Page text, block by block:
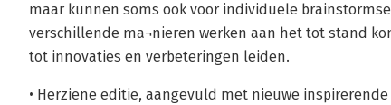
maar kunnen soms ook voor individuele
verschillende ma¬nieren werken aan het tot stand
tot innovaties en verbeteringen leiden.
• Herziene editie, aangevuld met nieuwe